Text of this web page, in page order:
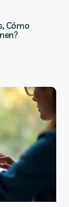
Cómo